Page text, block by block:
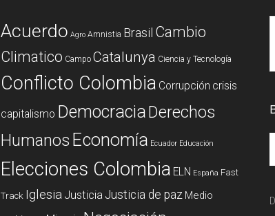
Acuerdo Agro Amnistia Brasil Cambio
Climatico Campo Catalunya Ciencia y Tecnología
Conflicto Colombia Corrupción crisis
capitalismo DemocraciaDerechos
Humanos Economía Ecuador Educación
Elecciones Colombia ELN España Fast
Track Iglesia Justicia Justicia de paz Medio